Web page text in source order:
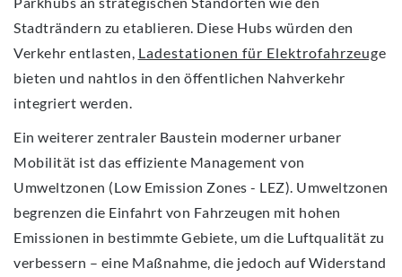
Stadträndern zu etablieren. Diese Hubs würden den
Verkehr entlasten, Ladestationen für Elektrofahrzeuge
bieten und nahtlos in den öffentlichen Nahverkehr
integriert werden.
Ein weiterer zentraler Baustein moderner urbaner
Mobilität ist das effiziente Management von
Umweltzonen (Low Emission Zones - LEZ). Umweltzonen
begrenzen die Einfahrt von Fahrzeugen mit hohen
Emissionen in bestimmte Gebiete, um die Luftqualität zu
verbessern – eine Maßnahme, die jedoch auf Widerstand